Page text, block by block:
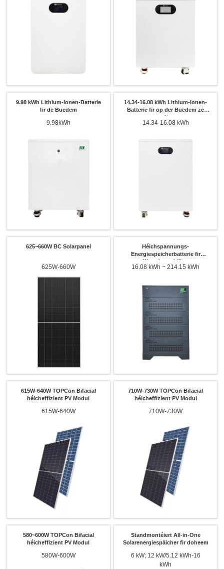
9.98 kWh Lithium-Ionen-Batterie
fir de Buedem
9.98kWh
14.34-16.08 kWh Lithium-Ionen-
Batterie fir op der Buedem ze
stehen
14.34-16.08 kWh
625~660W BC Solarpanel
625W-660W
Héichspannungs-
Energiespeicherbatterie fir
Wunnimmobilien
16.08 kWh ~ 214.15 kWh
615W-640W TOPCon Bifacial
héicheffizient PV Modul
615W-640W
710W-730W TOPCon Bifacial
héicheffizient PV Modul
710W-730W
580~600W TOPCon Bifacial
héicheffizient PV Modul
580W-600W
Standmontéiert All-in-One
Solarenergiespäicher fir doheem
6 kW; 12 kW/5.12 kWh-16
kWh